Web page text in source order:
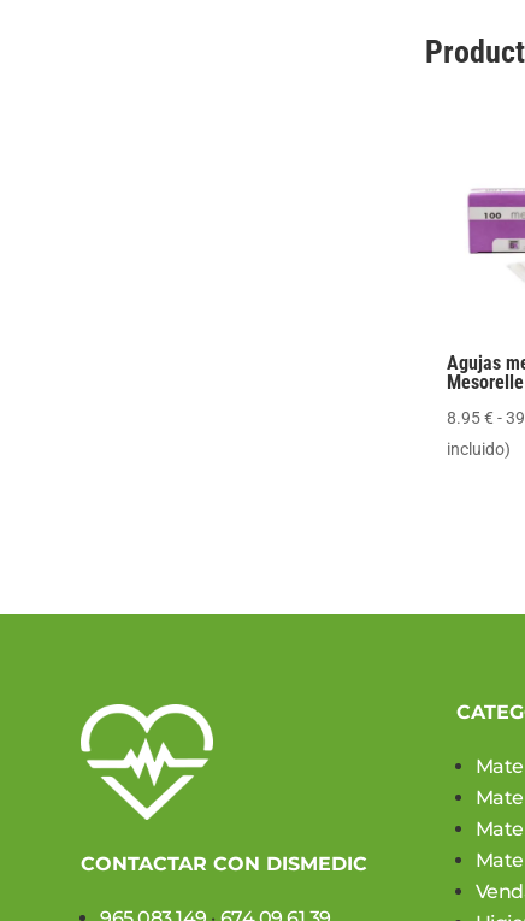
Agujas
Mesorelle
8.95€ -
incluido)
CONTACTAR CON DISMEDIC